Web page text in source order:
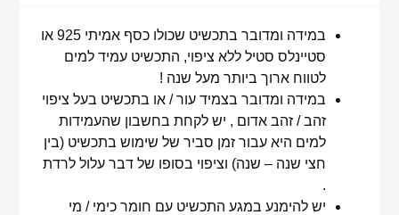
במידה ומדובר בתכשיט שכולו כסף אמיתי 925 או
סטיינלס סטיל ללא ציפוי, התכשיט עמיד למים
לטווח ארוך ביותר מעל שנה !
במידה ומדובר בצמיד עור / או בתכשיט בעל ציפוי
זהב / זהב אדום , יש לקחת בחשבון שהעמידות
למים היא עבור זמן סביר של שימוש בתכשיט (בין
חצי שנה – שנה) וציפוי בסופו של דבר עלול לרדת
.
יש להימנע במגע התכשיט עם חומר כימי / מי